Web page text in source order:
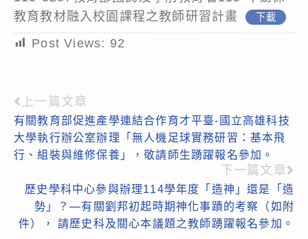
教育教材融入校園課程之教師研習計畫
下載
Post Views: 92
Read
more
articles
上一篇文章
有關教育部促進產學連結合作育才平臺-國立高雄科技
大學執行辦公室辦理「無人機足球實務研習：基本飛
行、組裝與維修保養」，敬請師生踴躍報名參加。
下一篇文章
歷史學科中心參與辦理114學年度「造神」還是「造
勢」？—有關劉邦初起時期神化事蹟的考察（如附
件）， 請歷史科及關心本議題之教師踴躍報名參加。